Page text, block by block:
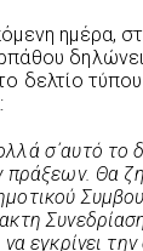
ημέρα,
δελτίο
σ΄αυτό το
πράξεων. Θα
να εγκρίνει